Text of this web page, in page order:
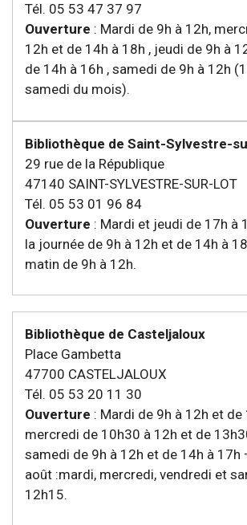
Tél. 05 53 47 37 97
Ouverture : Mardi de 9h à 12h,
12h et de 14h à 18h , jeudi de 9h à
de 14h à 16h , samedi de 9h à 12h
samedi du mois).
Bibliothèque de Saint-Sylvestre-
29 rue de la République
47140 SAINT-SYLVESTRE-SUR-LOT
Tél. 05 53 01 96 84
Ouverture : Mardi et jeudi de 17h à
la journée de 9h à 12h et de 14h à
matin de 9h à 12h.
Bibliothèque de Casteljaloux
Place Gambetta
47700 CASTELJALOUX
Tél. 05 53 20 11 30
Ouverture : Mardi de 9h à 12h et
mercredi de 10h30 à 12h et de
samedi de 9h à 12h et de 14h à 17h
août :mardi, mercredi, vendredi et
12h15.